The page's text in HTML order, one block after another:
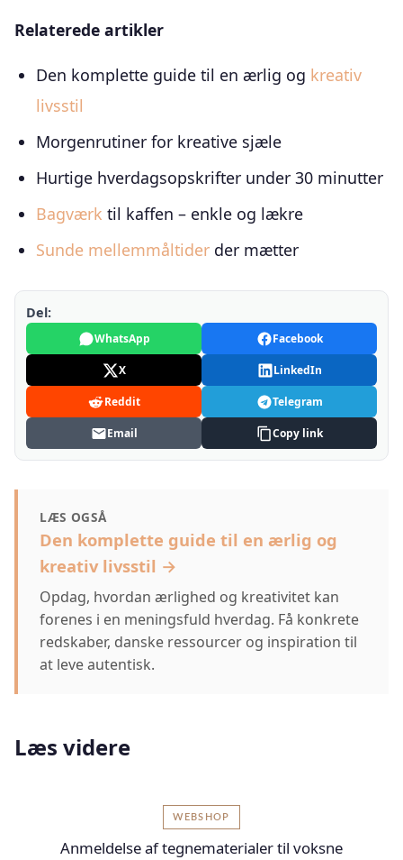
Relaterede artikler
Den komplette guide til en ærlig og kreativ
livsstil
Morgenrutiner for kreative sjæle
Hurtige hverdagsopskrifter under 30 minutter
Bagværk til kaffen – enkle og lækre
Sunde mellemmåltider der mætter
Del:
WhatsApp Facebook
X LinkedIn
Reddit Telegram
Email Copy link
LÆS OGSÅ
Den komplette guide til en ærlig og
kreativ livsstil →
Opdag, hvordan ærlighed og kreativitet kan
forenes i en meningsfuld hverdag. Få konkrete
redskaber, danske ressourcer og inspiration til
at leve autentisk.
Læs videre
WEBSHOP
Anmeldelse af tegnematerialer til voksne